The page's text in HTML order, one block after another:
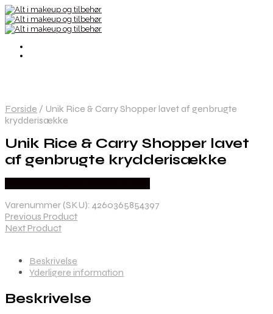
Forside / Unik Rice & Carry Shopper lavet af genbrugte
krydderisække
Unik Rice & Carry Shopper lavet
af genbrugte krydderisække
Varenummer (SKU): 4260365854397
Previous Product
Next Product
Beskrivelse
Yderligere information
Beskrivelse